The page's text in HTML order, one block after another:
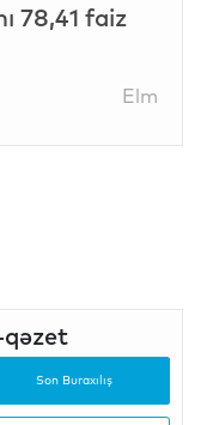
78,41 faiz
Elm
Son Buraxılış